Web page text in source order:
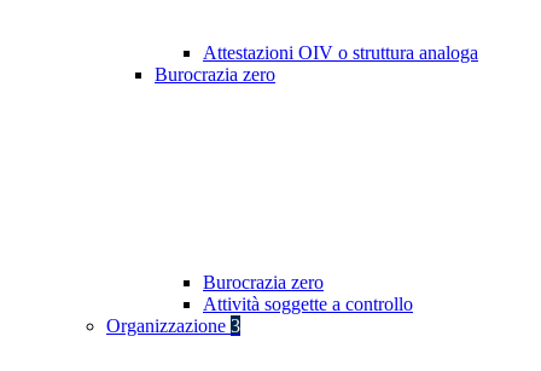
Attestazioni OIV o struttura analoga
Burocrazia zero
Burocrazia zero
Attività soggette a controllo
Organizzazione 3